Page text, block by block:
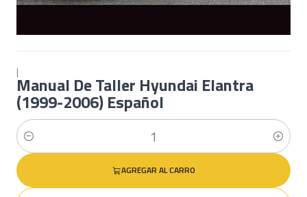
|
Manual De Taller Hyundai Elantra
(1999-2006) Español
Cantidad
AGREGAR AL CARRO